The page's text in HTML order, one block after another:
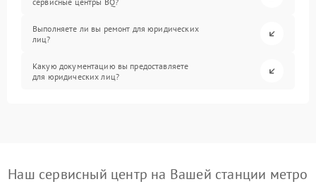
Выполняете ли вы ремонт для юридических
лиц?
Какую документацию вы предоставляете
для юридических лиц?
Наш сервисный центр на Вашей станции метро